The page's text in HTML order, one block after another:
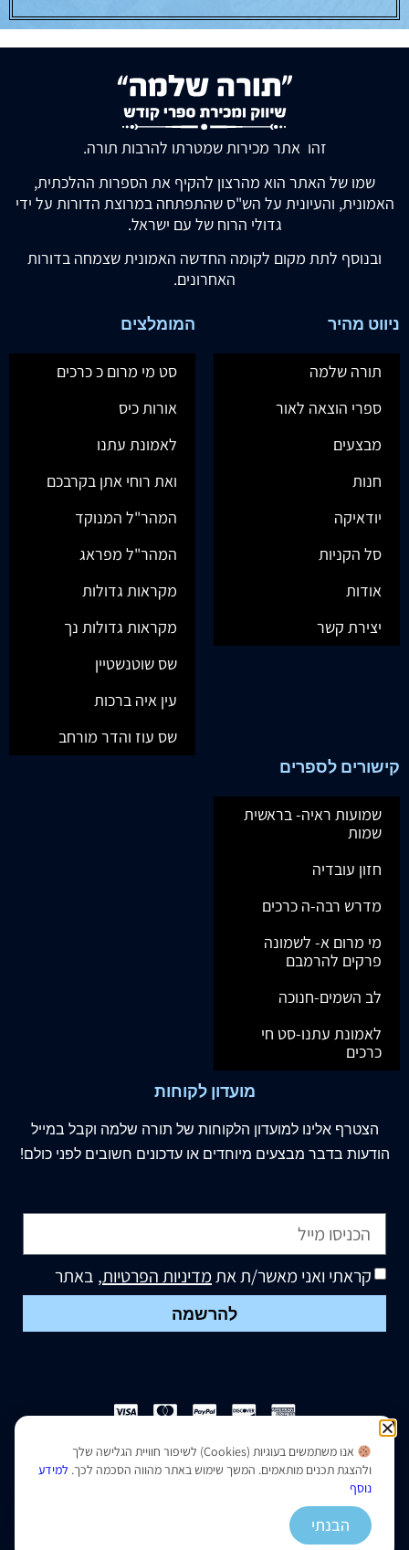
זהו אתר מכירות שמטרתו להרבות תורה.
שמו של האתר הוא מהרצון להקיף את הספרות ההלכתית,
האמונית, והעיונית על הש"ס שהתפתחה במרוצת הדורות על ידי
גדולי הרוח של עם ישראל.
ובנוסף לתת מקום לקומה החדשה האמונית שצמחה בדורות
האחרונים.
ניווט מהיר
תורה שלמה
ספרי הוצאה לאור
מבצעים
חנות
יודאיקה
סל הקניות
אודות
יצירת קשר
המומלצים
סט מי מרום כ כרכים
אורות כיס
לאמונת עתנו
ואת רוחי אתן בקרבכם
המהר"ל המנוקד
המהר"ל מפראג
מקראות גדולות
מקראות גדולות נך
שס שוטנשטיין
עין איה ברכות
שס עוז והדר מורחב
קישורים לספרים
שמועות ראיה- בראשית
שמות
חזון עובדיה
מדרש רבה-ה כרכים
מי מרום א- לשמונה
פרקים להרמבם
לב השמים-חנוכה
לאמונת עתנו-סט חי
כרכים
מועדון לקוחות
הצטרף אלינו למועדון הלקוחות של תורה שלמה וקבל במייל
הודעות בדבר מבצעים מיוחדים או עדכונים חשובים לפני כולם!
קראתי ואני מאשר/ת אתמדיניות הפרטיות, באתר
להרשמה
הצהרת נגישות|מדיניות פרטיות
נבנה ועוצב על ידי –
אנו משתמשים בעוגיות (Cookies) לשיפור חוויית הגלישה שלך
ולהצגת תכנים מותאמים. המשך שימוש באתר מהווה הסכמה לכך. למידע
נוסף
הבנתי